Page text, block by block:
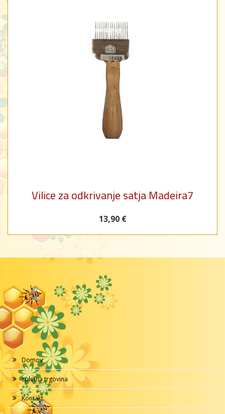
Vilice za odkrivanje satja Madeira7
13,90 €
Domov
spletna trgovina
Kontakt